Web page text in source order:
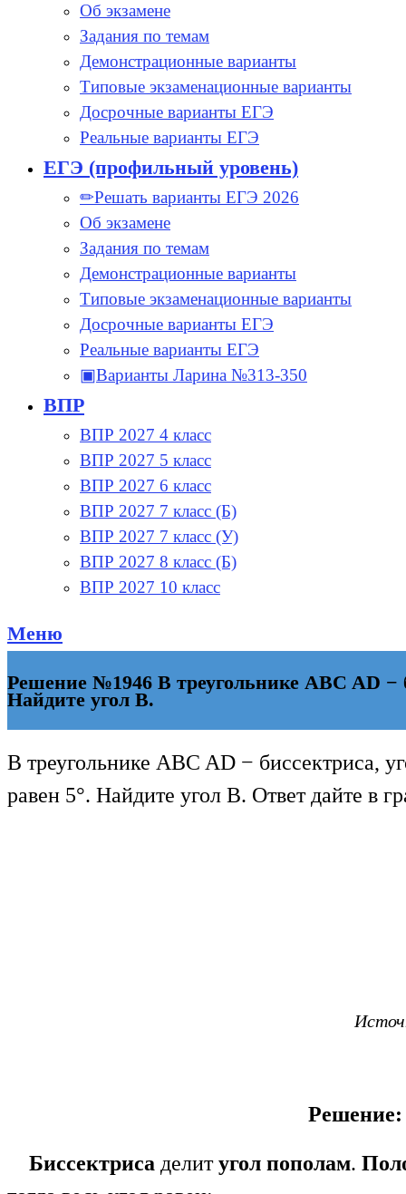
Об экзамене
Задания по темам
Демонстрационные варианты
Типовые экзаменационные варианты
Досрочные варианты ЕГЭ
Реальные варианты ЕГЭ
ЕГЭ (профильный уровень)
✏Решать варианты ЕГЭ 2026
Об экзамене
Задания по темам
Демонстрационные варианты
Типовые экзаменационные варианты
Досрочные варианты ЕГЭ
Реальные варианты ЕГЭ
▣Варианты Ларина №313-350
ВПР
ВПР 2027 4 класс
ВПР 2027 5 класс
ВПР 2027 6 класс
ВПР 2027 7 класс (Б)
ВПР 2027 7 класс (У)
ВПР 2027 8 класс (Б)
ВПР 2027 10 класс
Меню
Решение №1946 В треугольнике ABC AD −
Найдите угол B.
В треугольнике ABC AD − биссектриса,
равен 5°. Найдите угол B. Ответ дайте в
Решение:
Биссектриса делитугол пополам.